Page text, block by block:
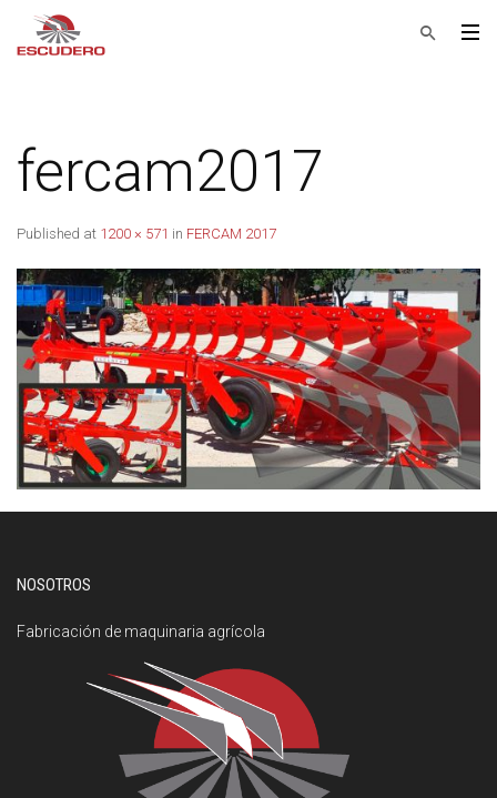
fercam2017
Published at 1200 × 571 in FERCAM 2017
NOSOTROS
Fabricación de maquinaria agrícola